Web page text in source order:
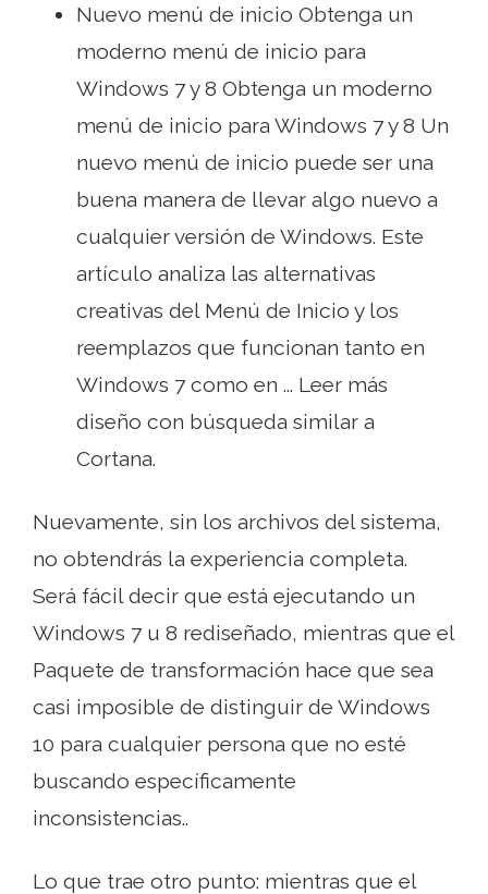
Nuevo menú de inicio Obtenga un
moderno menú de inicio para
Windows 7 y 8 Obtenga un moderno
menú de inicio para Windows 7 y 8 Un
nuevo menú de inicio puede ser una
buena manera de llevar algo nuevo a
cualquier versión de Windows. Este
artículo analiza las alternativas
creativas del Menú de Inicio y los
reemplazos que funcionan tanto en
Windows 7 como en ... Leer más
diseño con búsqueda similar a
Cortana.
Nuevamente, sin los archivos del sistema,
no obtendrás la experiencia completa.
Será fácil decir que está ejecutando un
Windows 7 u 8 rediseñado, mientras que el
Paquete de transformación hace que sea
casi imposible de distinguir de Windows
10 para cualquier persona que no esté
buscando específicamente
inconsistencias..
Lo que trae otro punto: mientras que el